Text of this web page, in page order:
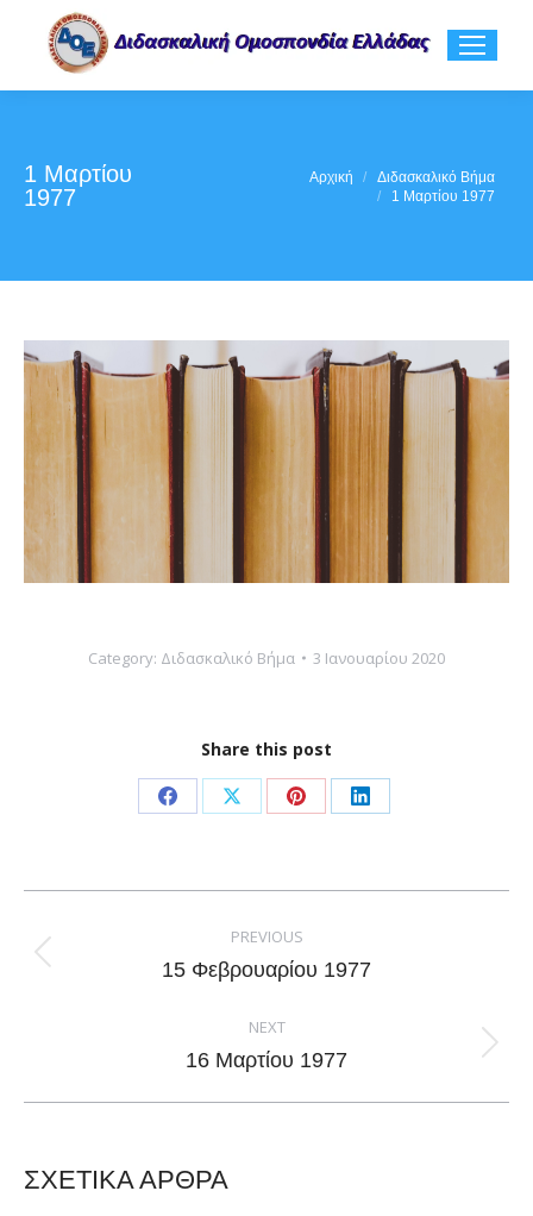
1 Μαρτίου
1977
Αρχική
Διδασκαλικό Βήμα
1 Μαρτίου 1977
Category: Διδασκαλικό Βήμα 3 Ιανουαρίου 2020
Share this post
Share
Facebook
Share
X
Share
Pinterest
Share
LinkedIn
navigation
PREVIOUS
Previous
15 Φεβρουαρίου 1977
NEXT
Next
16 Μαρτίου 1977
ΣΧΕΤΙΚΑ ΑΡΘΡΑ